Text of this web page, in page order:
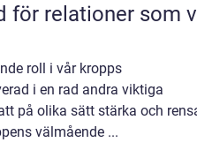
för relationer som
roll i vår kropps
i en rad andra viktiga
på olika sätt stärka och
välmående ...